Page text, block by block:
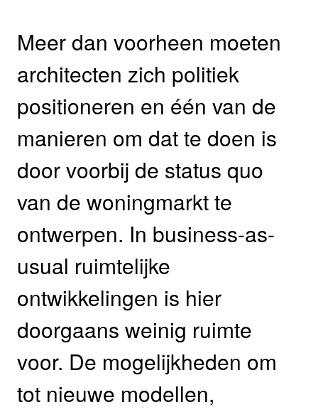
Meer dan voorheen moeten
architecten zich politiek
positioneren en één van de
manieren om dat te doen is
door voorbij de status quo
van de woningmarkt te
ontwerpen. In business-as-
usual ruimtelijke
ontwikkelingen is hier
doorgaans weinig ruimte
voor. De mogelijkheden om
tot nieuwe modellen,